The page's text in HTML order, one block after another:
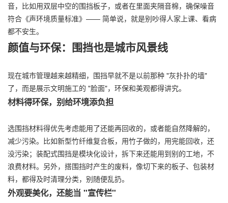
音，比如用双层中空的围挡板子，或者在里面夹隔音棉，确保噪音
符合《声环境质量标准》—— 简单说，就是别吵得人家上课、看病
都不安生。
颜值与环保：围挡也是城市风景线
现在城市管理越来越精细，围挡早就不是以前那种 "灰扑扑的墙"
了，而是展示文明施工的 "脸面"，环保和美观都得讲究。
材料得环保，别给环境添负担
选围挡材料得优先考虑能用了还能再回收的，或者能自然降解的，
减少污染。比如新型竹纤维复合板，用竹子做的，用完能回收，还
没污染；装配式围挡是模块化设计，拆下来还能用到别的工地，不
浪费材料。另外，搭围挡时产生的废料，像切下来的板子、包装材
料，都得及时清理分类，别随便乱扔。
外观要美化，还能当 "宣传栏"